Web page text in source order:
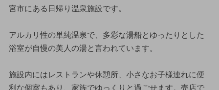
宮市にある日帰り温泉施設です。
アルカリ性の単純温泉で、多彩な湯船とゆったりとした
浴室が自慢の美人の湯と言われています。
施設内にはレストランや休憩所、小さなお子様連れに便
利な個室もあり、家族でゆっくりと過ごせます。売店で